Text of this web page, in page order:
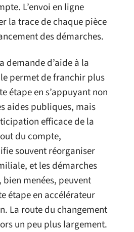
L’envoi en ligne
la trace de chaque pièce
des démarches.
demande d’aide à la
permet de franchir plus
étape en s’appuyant non
aides publiques, mais
efficace de la
du compte,
souvent réorganiser
et les démarches
menées, peuvent
étape en accélérateur
La route du changement
un peu plus largement.